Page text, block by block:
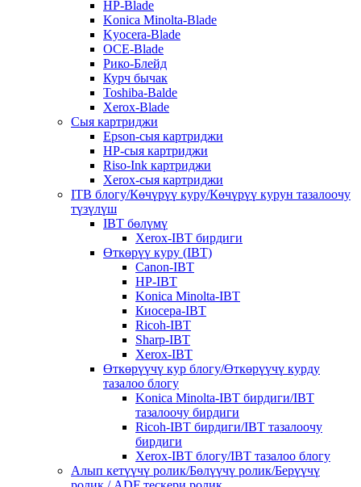
HP-Blade
Konica Minolta-Blade
Kyocera-Blade
OCE-Blade
Рико-Блейд
Курч бычак
Toshiba-Balde
Xerox-Blade
Сыя картриджи
Epson-сыя картриджи
HP-сыя картриджи
Riso-Ink картриджи
Xerox-сыя картриджи
ITB блогу/Көчүрүү куру/Көчүрүү курун тазалоочу
түзүлүш
IBT бөлүмү
Xerox-IBT бирдиги
Өткөрүү куру (IBT)
Canon-IBT
HP-IBT
Konica Minolta-IBT
Киосера-IBT
Ricoh-IBT
Sharp-IBT
Xerox-IBT
Өткөрүүчү кур блогу/Өткөрүүчү курду
тазалоо блогу
Konica Minolta-IBT бирдиги/IBT
тазалоочу бирдиги
Ricoh-IBT бирдиги/IBT тазалоочу
бирдиги
Xerox-IBT блогу/IBT тазалоо блогу
Алып кетүүчү ролик/Бөлүүчү ролик/Берүүчү